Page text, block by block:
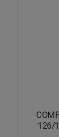
126/